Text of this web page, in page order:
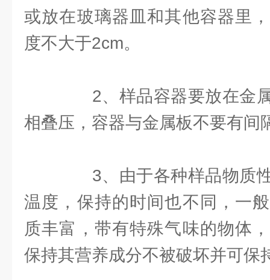
或放在玻璃器皿和其他容器里
度不大于2cm。
2、样品容器要放在金属
相叠压，容器与金属板不要有间
3、由于各种样品物质性
温度，保持的时间也不同，一
质丰富，带有特殊气味的物体
保持其营养成分不被破坏并可保